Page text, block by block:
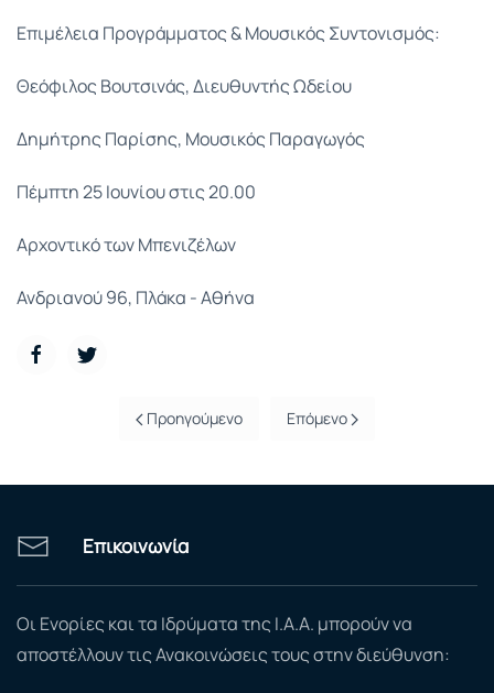
Επιμέλεια Προγράμματος & Μουσικός Συντονισμός:
Θεόφιλος Βουτσινάς, Διευθυντής Ωδείου
Δημήτρης Παρίσης, Μουσικός Παραγωγός
Πέμπτη 25 Ιουνίου στις 20.00
Αρχοντικό των Μπενιζέλων
Ανδριανού 96, Πλάκα - Αθήνα
Προηγούμενο Επόμενο
Επικοινωνία
Οι Ενορίες και τα Ιδρύματα της Ι.Α.Α. μπορούν να
αποστέλλουν τις Ανακοινώσεις τους στην διεύθυνση: